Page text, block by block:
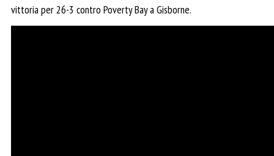
vittoria per 26-3 contro Poverty Bay a Gisborne.